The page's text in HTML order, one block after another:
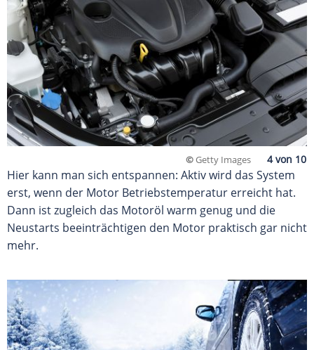
©Getty Images
Hier kann man sich entspannen: Aktiv wird das System
erst, wenn der Motor Betriebstemperatur erreicht hat.
Dann ist zugleich das Motoröl warm genug und die
Neustarts beeinträchtigen den Motor praktisch gar nicht
mehr.